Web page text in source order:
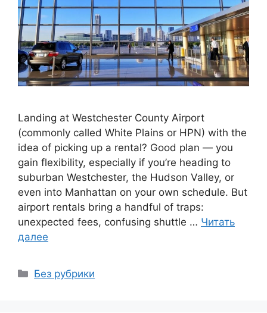
Landing at Westchester County Airport
(commonly called White Plains or HPN) with the
idea of picking up a rental? Good plan — you
gain flexibility, especially if you’re heading to
suburban Westchester, the Hudson Valley, or
even into Manhattan on your own schedule. But
airport rentals bring a handful of traps:
unexpected fees, confusing shuttle … Читать
далее
Рубрики
Без рубрики